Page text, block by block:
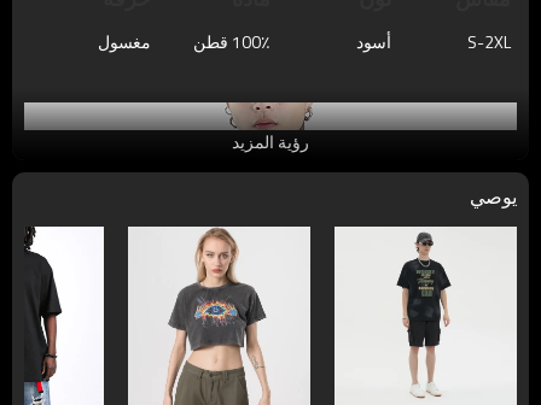
S-2XL أسود 100٪ قطن مغسول
رؤية المزيد
يوصي